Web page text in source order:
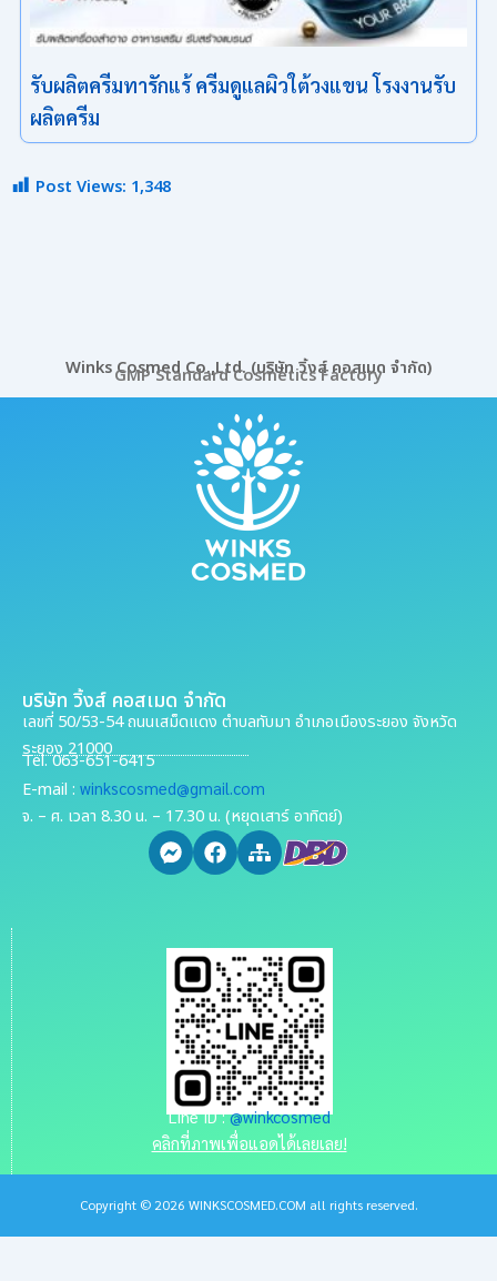
รับผลิตครีมทารักแร้ ครีมดูแลผิวใต้วงแขน โรงงานรับ
ผลิตครีม
Post Views: 1,348
Winks Cosmed Co.,Ltd. (บริษัท วิ้งส์ คอสเมด จำกัด)
GMP Standard Cosmetics Factory
บริษัท วิ้งส์ คอสเมด จำกัด
เลขที่ 50/53-54 ถนนเสม็ดแดง ตำบลทับมา อำเภอเมืองระยอง จังหวัด
ระยอง 21000
Tel. 063-651-6415
E-mail : winkscosmed@gmail.com
จ. – ศ. เวลา 8.30 น. – 17.30 น. (หยุดเสาร์ อาทิตย์)
Line ID :@winkcosmed
คลิกที่ภาพเพื่อแอดได้เลยเลย!
Copyright © 2026 WINKSCOSMED.COM all rights reserved.